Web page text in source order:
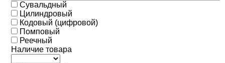
Сувальдный
Цилиндровый
Кодовый (цифровой)
Помповый
Реечный
Наличие товара